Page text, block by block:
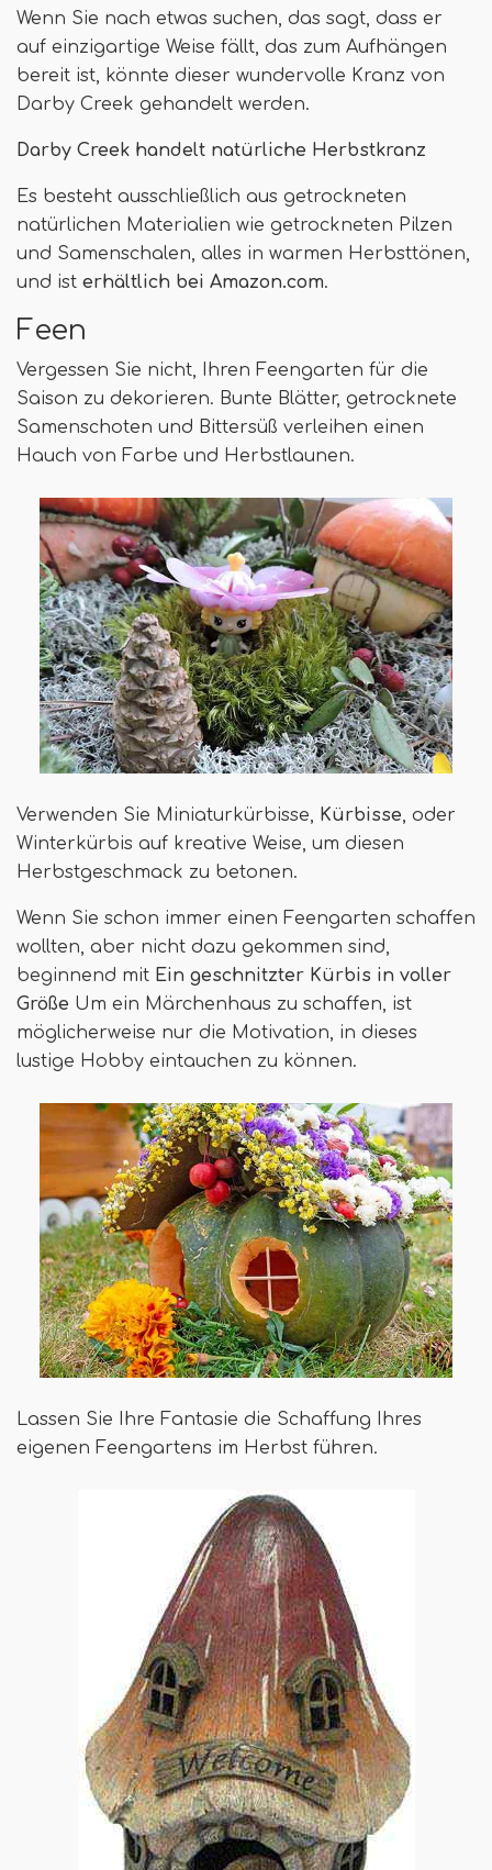
Wenn Sie nach etwas suchen, das sagt, dass er
auf einzigartige Weise fällt, das zum Aufhängen
bereit ist, könnte dieser wundervolle Kranz von
Darby Creek gehandelt werden.
Darby Creek handelt natürliche Herbstkranz
Es besteht ausschließlich aus getrockneten
natürlichen Materialien wie getrockneten Pilzen
und Samenschalen, alles in warmen Herbsttönen,
und ist erhältlich bei Amazon.com.
Feen
Vergessen Sie nicht, Ihren Feengarten für die
Saison zu dekorieren. Bunte Blätter, getrocknete
Samenschoten und Bittersüß verleihen einen
Hauch von Farbe und Herbstlaunen.
Verwenden Sie Miniaturkürbisse, Kürbisse , oder
Winterkürbis auf kreative Weise, um diesen
Herbstgeschmack zu betonen.
Wenn Sie schon immer einen Feengarten schaffen
wollten, aber nicht dazu gekommen sind,
beginnend mit Ein geschnitzter Kürbis in voller
Größe Um ein Märchenhaus zu schaffen, ist
möglicherweise nur die Motivation, in dieses
lustige Hobby eintauchen zu können.
Lassen Sie Ihre Fantasie die Schaffung Ihres
eigenen Feengartens im Herbst führen.